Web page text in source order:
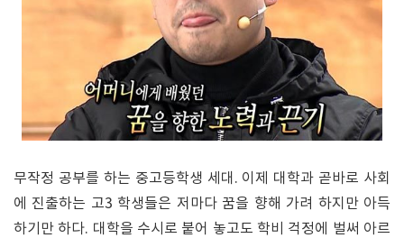
무작정 공부를 하는 중고등학생 세대. 이제 대학과 곧바로 사회
에 진출하는 고3 학생들은 저마다 꿈을 향해 가려 하지만 아득
하기만 하다. 대학을 수시로 붙어 놓고도 학비 걱정에 벌써 아르